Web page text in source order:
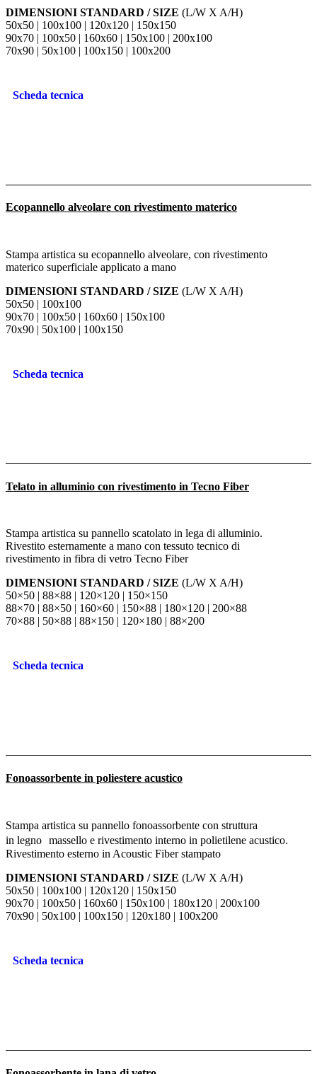
DIMENSIONI STANDARD / SIZE (L/W X A/H)
50x50 | 100x100 | 120x120 | 150x150
90x70 | 100x50 | 160x60 | 150x100 | 200x100
70x90 | 50x100 | 100x150 | 100x200
Scheda tecnica
Ecopannello alveolare con rivestimento materico
Stampa artistica su ecopannello alveolare, con rivestimento
materico superficiale applicato a mano
DIMENSIONI STANDARD / SIZE (L/W X A/H)
50x50 | 100x100
90x70 | 100x50 | 160x60 | 150x100
70x90 | 50x100 | 100x150
Scheda tecnica
Telato in alluminio con rivestimento in Tecno Fiber
Stampa artistica su pannello scatolato in lega di alluminio.
Rivestito esternamente a mano con tessuto tecnico di
rivestimento in fibra di vetro Tecno Fiber
DIMENSIONI STANDARD / SIZE (L/W X A/H)
50×50 | 88×88 | 120×120 | 150×150
88×70 | 88×50 | 160×60 | 150×88 | 180×120 | 200×88
70×88 | 50×88 | 88×150 | 120×180 | 88×200
Scheda tecnica
Fonoassorbente in poliestere acustico
Stampa artistica su pannello fonoassorbente con struttura
in legno massello e rivestimento interno in polietilene acustico.
Rivestimento esterno in Acoustic Fiber stampato
DIMENSIONI STANDARD / SIZE (L/W X A/H)
50x50 | 100x100 | 120x120 | 150x150
90x70 | 100x50 | 160x60 | 150x100 | 180x120 | 200x100
70x90 | 50x100 | 100x150 | 120x180 | 100x200
Scheda tecnica